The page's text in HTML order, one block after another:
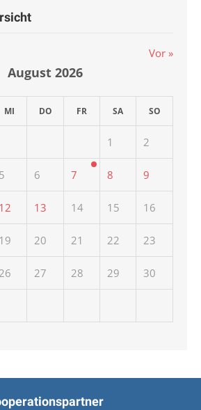
Vor »
August 2026
MI DO FR SA SO
1 2
5 6 7 8 9
12 13 14 15 16
19 20 21 22 23
26 27 28 29 30